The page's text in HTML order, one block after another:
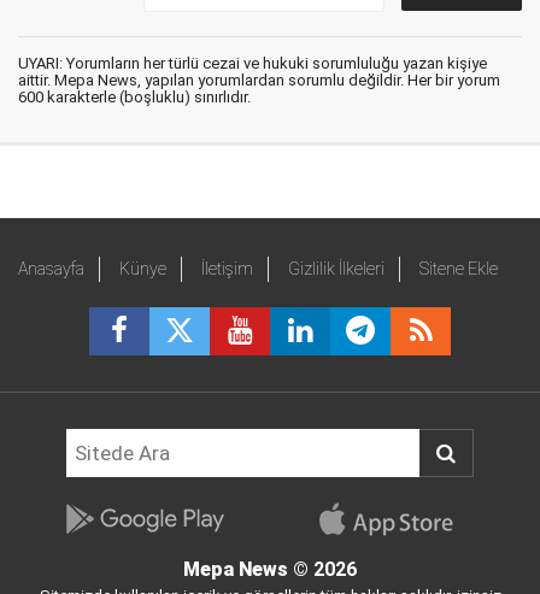
UYARI: Yorumların her türlü cezai ve hukuki sorumluluğu yazan kişiye
aittir. Mepa News, yapılan yorumlardan sorumlu değildir. Her bir yorum
600 karakterle (boşluklu) sınırlıdır.
Anasayfa Künye İletişim Gizlilik İlkeleri Sitene Ekle
Mepa News © 2026